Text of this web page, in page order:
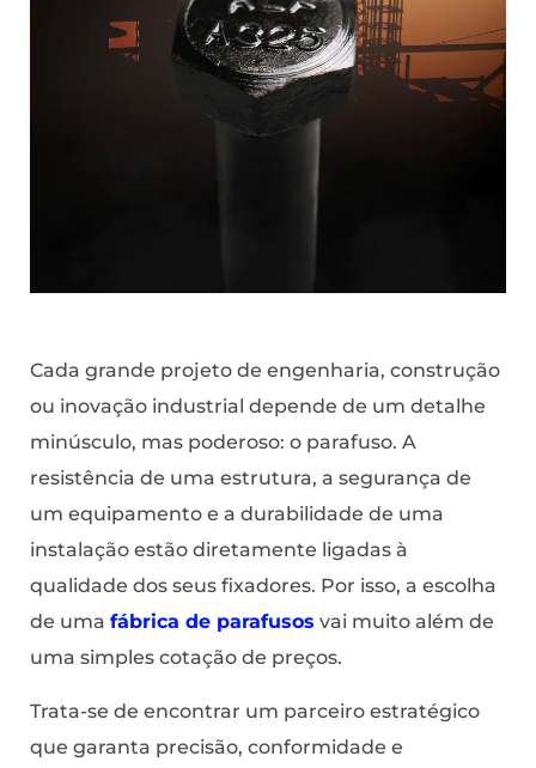
Cada grande projeto de engenharia, construção
ou inovação industrial depende de um detalhe
minúsculo, mas poderoso: o parafuso. A
resistência de uma estrutura, a segurança de
um equipamento e a durabilidade de uma
instalação estão diretamente ligadas à
qualidade dos seus fixadores. Por isso, a escolha
de uma fábrica de parafusos vai muito além de
uma simples cotação de preços.
Trata-se de encontrar um parceiro estratégico
que garanta precisão, conformidade e